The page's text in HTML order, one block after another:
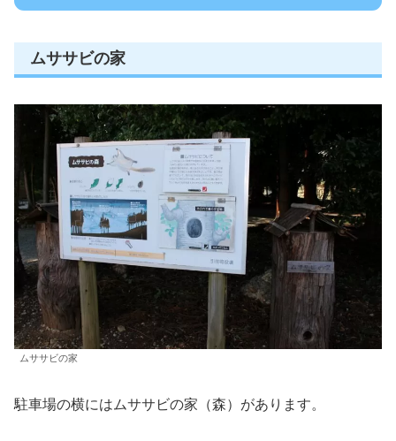
ムササビの家
ムササビの家
駐車場の横にはムササビの家（森）があります。